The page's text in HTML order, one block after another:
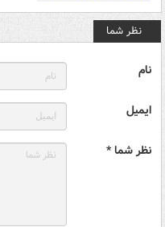
نظر شما
نام
ایمیل
نظر شما *